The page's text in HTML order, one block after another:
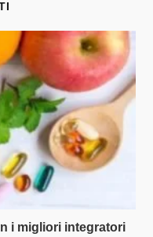
i migliori integratori